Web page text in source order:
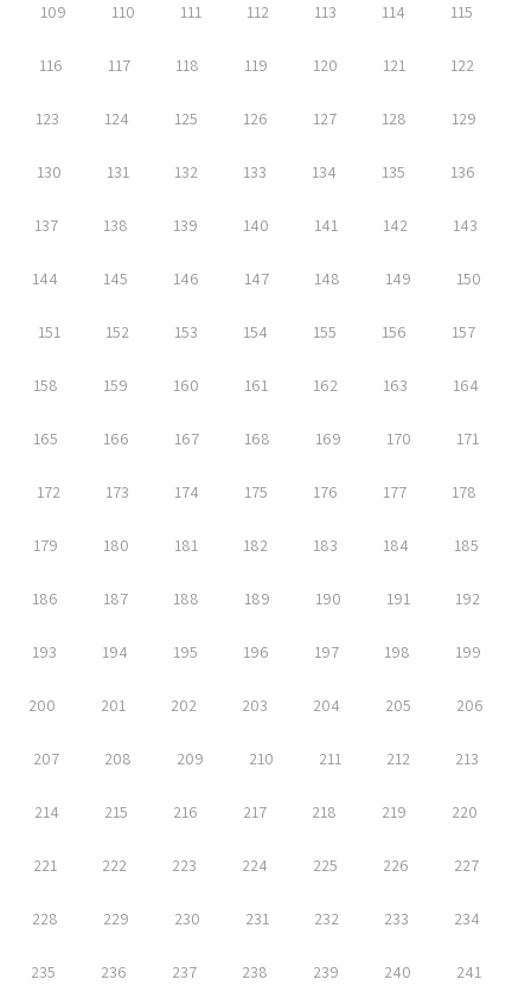
109 110 111 112 113 114 115
116 117 118 119 120 121 122
123 124 125 126 127 128 129
130 131 132 133 134 135 136
137 138 139 140 141 142 143
144 145 146 147 148 149 150
151 152 153 154 155 156 157
158 159 160 161 162 163 164
165 166 167 168 169 170 171
172 173 174 175 176 177 178
179 180 181 182 183 184 185
186 187 188 189 190 191 192
193 194 195 196 197 198 199
200 201 202 203 204 205 206
207 208 209 210 211 212 213
214 215 216 217 218 219 220
221 222 223 224 225 226 227
228 229 230 231 232 233 234
235 236 237 238 239 240 241